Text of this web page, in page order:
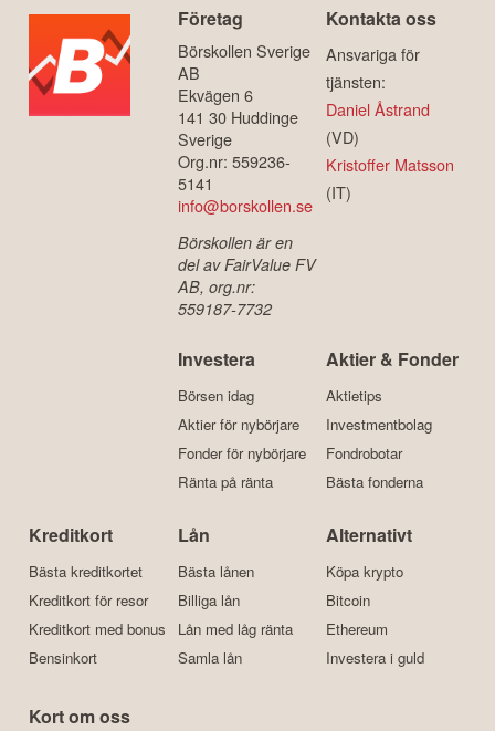
Företag
Börskollen Sverige
AB
Ekvägen 6
141 30 Huddinge
Sverige
Org.nr: 559236-
5141
info@borskollen.se
Börskollen är en
del av FairValue FV
AB, org.nr:
559187-7732
Kontakta oss
Ansvariga för
tjänsten:
Daniel Åstrand
(VD)
Kristoffer Matsson
(IT)
Investera
Börsen idag
Aktier för nybörjare
Fonder för nybörjare
Ränta på ränta
Aktier & Fonder
Aktietips
Investmentbolag
Fondrobotar
Bästa fonderna
Kreditkort
Bästa kreditkortet
Kreditkort för resor
Kreditkort med bonus
Bensinkort
Lån
Bästa lånen
Billiga lån
Lån med låg ränta
Samla lån
Alternativt
Köpa krypto
Bitcoin
Ethereum
Investera i guld
Kort om oss